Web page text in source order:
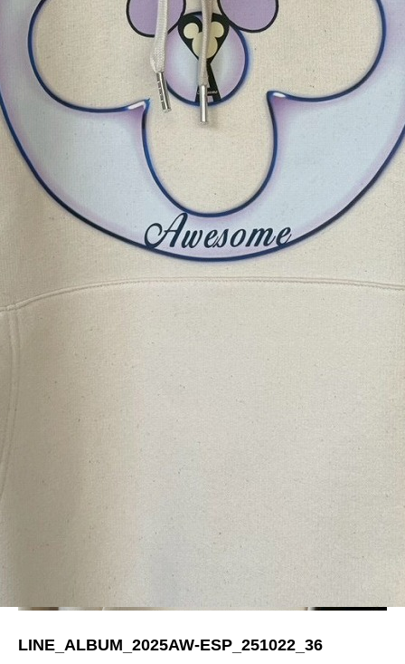
BLOG
LINE_ALBUM_2025AW-ESP_251022_36
LINE_ALBUM_2025AW-ESP_251022_36